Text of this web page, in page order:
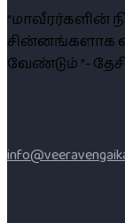
“மாவீரர்களின்
சின்னங்களாக
வேண்டும் ”-